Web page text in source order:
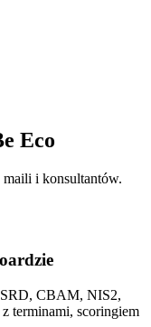
Eco
maili i konsultantów.
CBAM, NIS2,
terminami, scoringiem